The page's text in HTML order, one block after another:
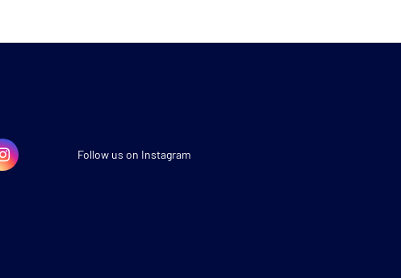
Follow us on Instagram